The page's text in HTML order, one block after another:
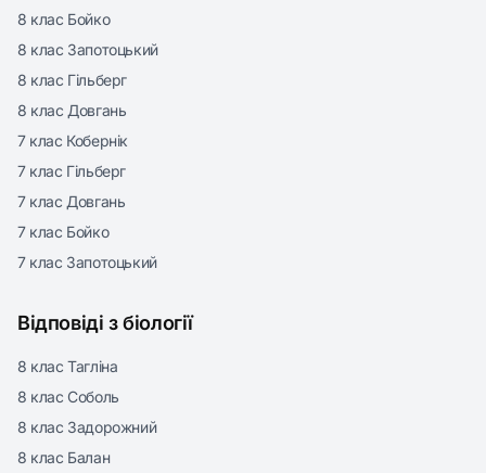
8 клас Бойко
8 клас Запотоцький
8 клас Гільберг
8 клас Довгань
7 клас Кобернік
7 клас Гільберг
7 клас Довгань
7 клас Бойко
7 клас Запотоцький
Відповіді з біології
8 клас Тагліна
8 клас Соболь
8 клас Задорожний
8 клас Балан